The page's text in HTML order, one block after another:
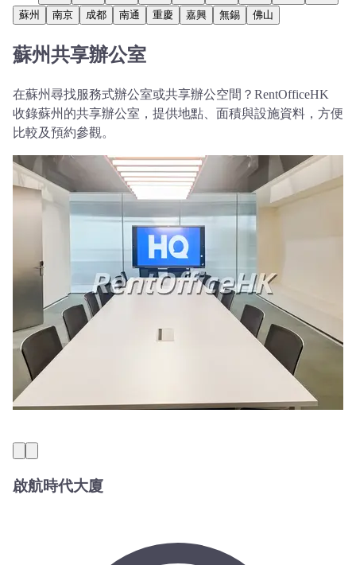
蘇州
南京 成都 南通 重慶 嘉興 無錫 佛山
蘇州共享辦公室
在蘇州尋找服務式辦公室或共享辦公空間？RentOfficeHK
收錄蘇州的共享辦公室，提供地點、面積與設施資料，方便
比較及預約參觀。
啟航時代大廈